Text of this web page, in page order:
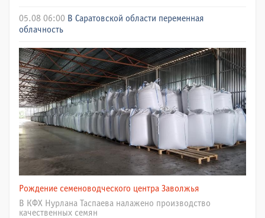
05.08 06:00 В Саратовской области переменная
облачность
Рождение семеноводческого центра Заволжья
В КФХ Нурлана Таспаева налажено производство
качественных семян